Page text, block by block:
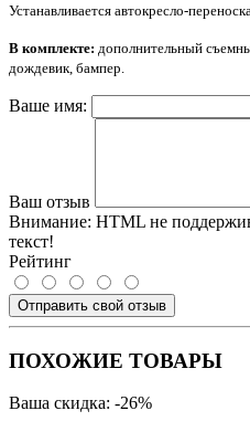
Устанавливается автокресло-
В комплекте: дополнительный
дождевик, бампер.
Ваше имя:
Ваш отзыв
Внимание: HTML не
текст!
Рейтинг
Отправить свой отзыв
ПОХОЖИЕ ТОВАРЫ
Ваша скидка: -26%